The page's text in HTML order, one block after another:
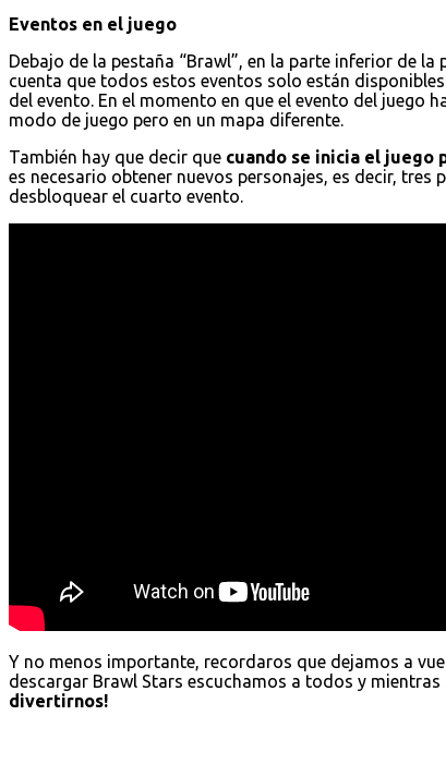
Eventos en el juego
Debajo de la pestaña “Brawl”, en la parte inferior de la
cuenta que todos estos eventos solo están
del evento. En el momento en que el evento del juego
modo de juego pero en un mapa diferente.
También hay que decir que cuando se inicia el juego
es necesario obtener nuevos personajes, es decir,
desbloquear el cuarto evento.
Y no menos importante, recordaros que dejamos a
descargar Brawl Stars escuchamos a todos y
divertirnos!